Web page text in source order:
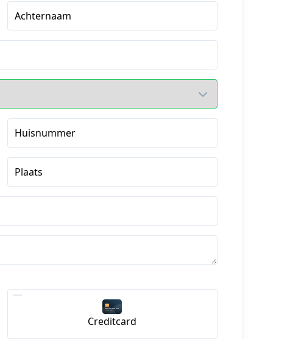
Achternaam
Huisnummer
Plaats
Creditcard